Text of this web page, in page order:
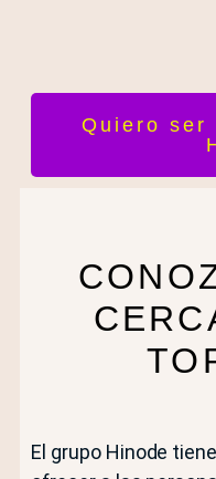
Quiero ser
El grupo Hinode